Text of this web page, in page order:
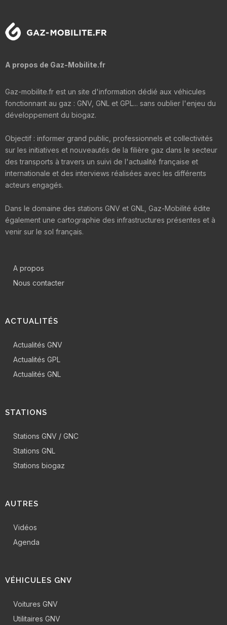
A propos de Gaz-Mobilite.fr
Gaz-mobilite.fr est un site d'information dédié aux véhicules
fonctionnant au gaz : GNV, GNL et GPL... sans oublier l'enjeu du
développement du biogaz.
Objectif : informer grand public, professionnels et collectivités
sur les initiatives et nouveautés de la filière gaz dans le secteur
des transports à travers un suivi de l'actualité française et
internationale et des interviews réalisées avec les différents
acteurs engagés.
Dans le domaine des stations GNV et GNL, Gaz-Mobilité édite
également une cartographie des infrastructures présentes et à
venir sur le sol français.
A propos
Nous contacter
ACTUALITÉS
Actualités GNV
Actualités GPL
Actualités GNL
STATIONS
Stations GNV / GNC
Stations GNL
Stations biogaz
AUTRES
Vidéos
Agenda
VÉHICULES GNV
Voitures GNV
Utilitaires GNV